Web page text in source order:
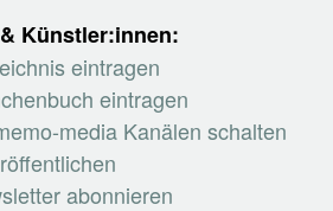
Künstler:innen:
eintragen
eintragen
media Kanälen schalten
abonnieren